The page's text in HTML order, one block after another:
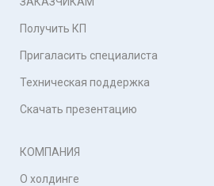
Получить КП
Пригаласить специалиста
Техническая поддержка
Скачать презентацию
КОМПАНИЯ
О холдинге